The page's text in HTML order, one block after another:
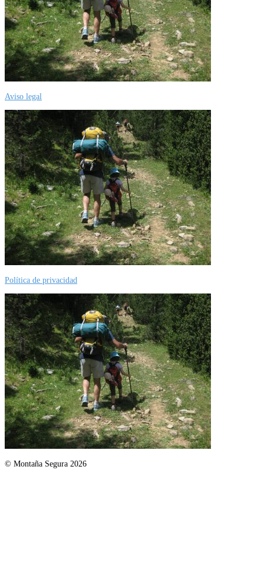
Aviso legal
Política de privacidad
© Montaña Segura 2026